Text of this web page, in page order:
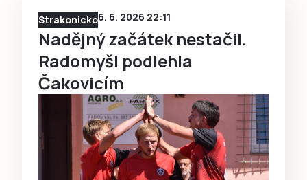
Ještě nemám účet, chci se
Strakonicko6. 6. 2026 22:11
Nadějný začátek nestačil.
Radomyšl podlehla
Čakovicím